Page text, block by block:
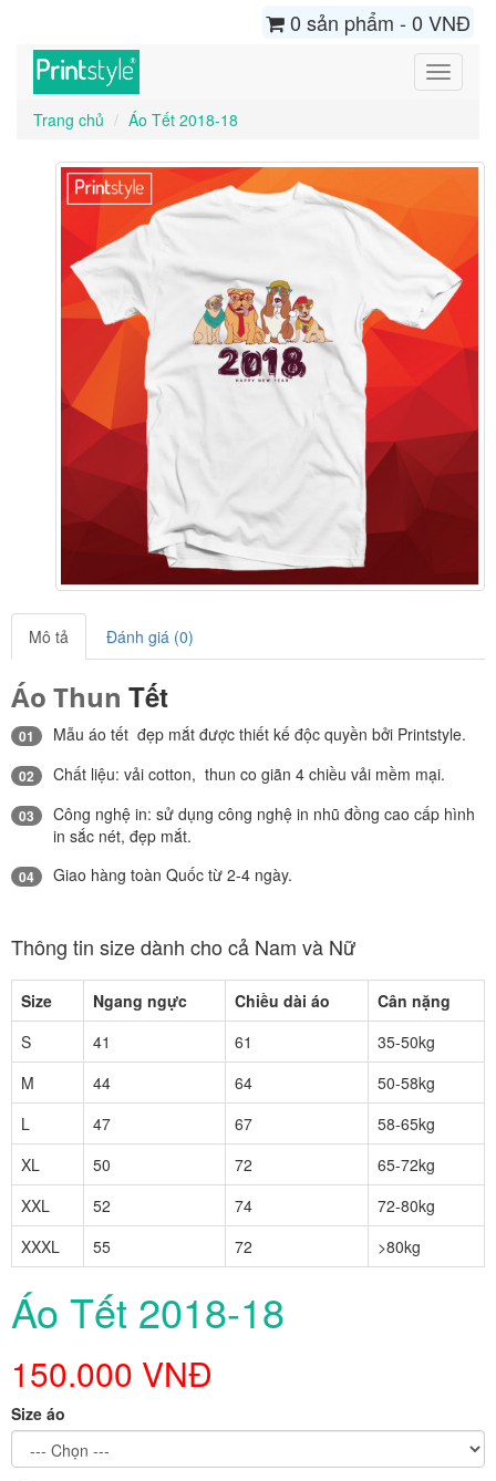
0 sản phẩm - 0 VNĐ
Toggle
Trang chủ
Áo Tết 2018-18
Mô tả Đánh giá (0)
Áo Thun Tết
01 Mẫu áo tết đẹp mắt được thiết kế độc quyền bởi Printstyle.
02 Chất liệu: vải cotton, thun co giãn 4 chiều vải mềm mại.
03
Công nghệ in: sử dụng công nghệ in nhũ đồng cao cấp hình
in sắc nét, đẹp mắt.
04 Giao hàng toàn Quốc từ 2-4 ngày.
Thông tin size dành cho cả Nam và Nữ
Size Ngang ngực Chiều dài áo
Cân nặng
S
41 61
35-50kg
M
44 64
50-58kg
L
47 67
58-65kg
XL
50 72
65-72kg
XXL
52 74
72-80kg
XXXL
55 72 >80kg
Áo Tết 2018-18
150.000 VNĐ
Size áo